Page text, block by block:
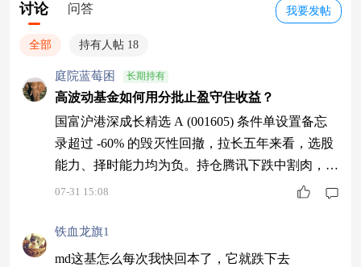
我要发帖
讨论 问答
全部 持有人帖 18
庭院蓝莓困 长期持有
高波动基金如何用分批止盈守住收益？
国富沪港深成长精选 A (001605) 条件单设置备忘
录超过 -60% 的毁灭性回撤，拉长五年来看，选股
能力、择时能力均为负。持仓腾讯下跌中割肉，反
弹后追高”，药明生物高位建仓、黎明前关灯。高
止盈纪律。成本倍数分批止盈 + 绝对值保底止损1.
止盈（分3批卖，越涨越卖）第1笔：净值 ≥ 1.15×
07-31 15:08
铁血龙旗1
md这基怎么每次我快回本了，它就跌下去